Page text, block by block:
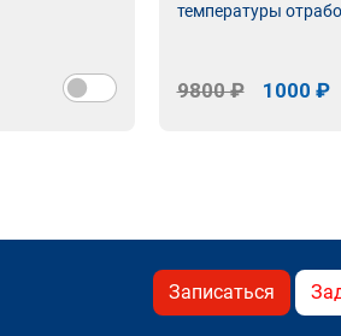
температуры
9800 ₽ 1000 ₽
Записаться